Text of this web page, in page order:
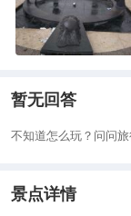
暂无回答
不知道怎么玩？问问旅
景点详情